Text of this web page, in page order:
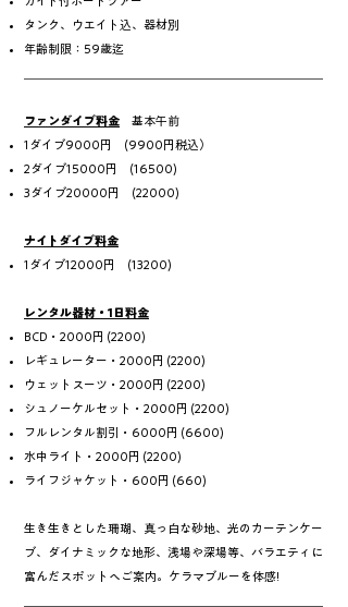
タンク、ウエイト込​​、器材別
​年齢制限：59歳迄
ファンダイブ料金 基本午前
1ダイブ9000円 (9900円税込）
2ダイブ15000円 (16500)
3ダイブ20000円 (22000)
ナイトダイブ料金
1ダイブ12000円 (13200)
レンタル器材・1日料金
BCD・2000円 (2200)
レギュレーター・2000円 (2200)
ウェットスーツ・2000円 (2200)
シュノーケルセット・2000円 (2200)
フルレンタル割引・6000円 (6600)
水中ライト・2000円 (2200)
ライフジャケット・600円 ​​ (660)
生き生きとした珊瑚、真っ白な砂地、光のカーテンケー
ブ、ダイナミックな地形、浅場や深場等、バラエティに
富んだスポットへご案内。ケラマブルーを体感!​